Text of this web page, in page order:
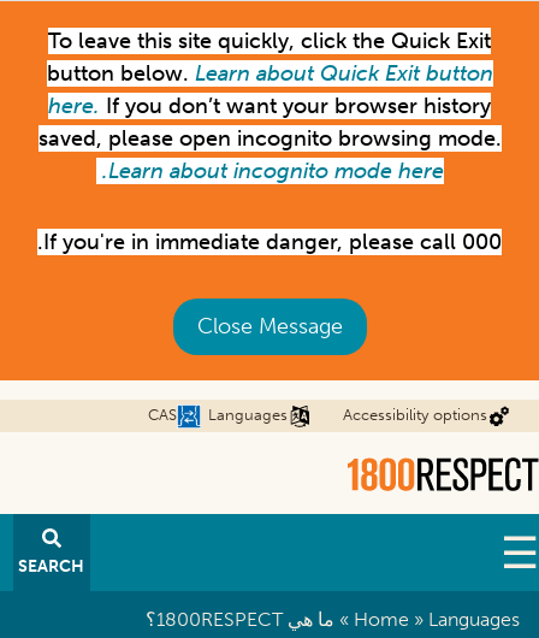
content
To leave this site quickly, click the Quick Exit
button below. Learn about Quick Exit button
here. If you don’t want your browser history
saved, please open incognito browsing mode.
Learn about incognito mode here.
If you're in immediate danger, please call 000.
Close Message
Accessibility options
Languages
CAS
SEARCH
Home Languages ما هي 1800RESPECT؟